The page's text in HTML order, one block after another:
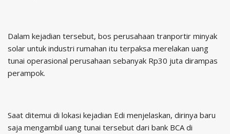
Dalam kejadian tersebut, bos perusahaan tranportir minyak
solar untuk industri rumahan itu terpaksa merelakan uang
tunai operasional perusahaan sebanyak Rp30 juta dirampas
perampok.
Saat ditemui di lokasi kejadian Edi menjelaskan, dirinya baru
saja mengambil uang tunai tersebut dari bank BCA di